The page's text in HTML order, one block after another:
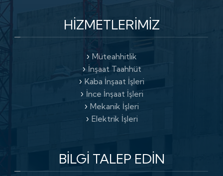
HIZMETLERIMIZ
Müteahhitlik
İnşaat Taahhüt
Kaba İnşaat İşleri
İnce İnşaat İşleri
Mekanik İşleri
Elektrik İşleri
BİLGİ TALEP EDİN